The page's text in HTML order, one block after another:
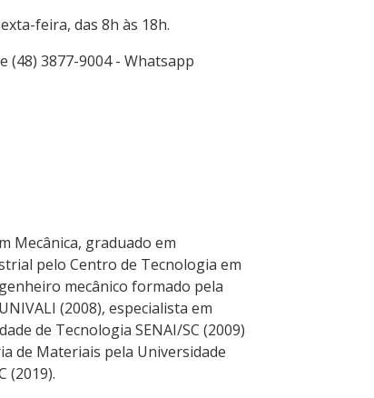
feira, das 8h às 18h.
(48) 3877-9004 - Whatsapp
Mecânica, graduado em
pelo Centro de Tecnologia em
mecânico formado pela
(2008), especialista em
de Tecnologia SENAI/SC (2009)
de Materiais pela Universidade
(2019).